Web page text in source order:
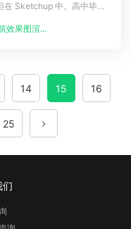
在 Sketchup 中。高中毕业
在 Sketchup 工作，直到
效果图渲...
14 15 16
25
们